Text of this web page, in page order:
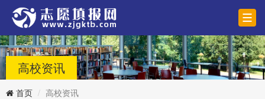
高校资讯
首页 高校资讯